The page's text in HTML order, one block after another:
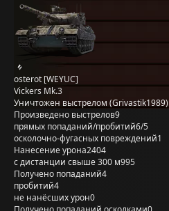
osterot [WEYUC]
Vickers Mk.3
Уничтожен выстрелом (Grivastik1989)
Произведено выстрелов9
прямых попаданий/пробитий6/5
осколочно-фугасных повреждений1
Нанесение урона2404
с дистанции свыше 300 м995
Получено попаданий4
пробитий4
не нанёсших урон0